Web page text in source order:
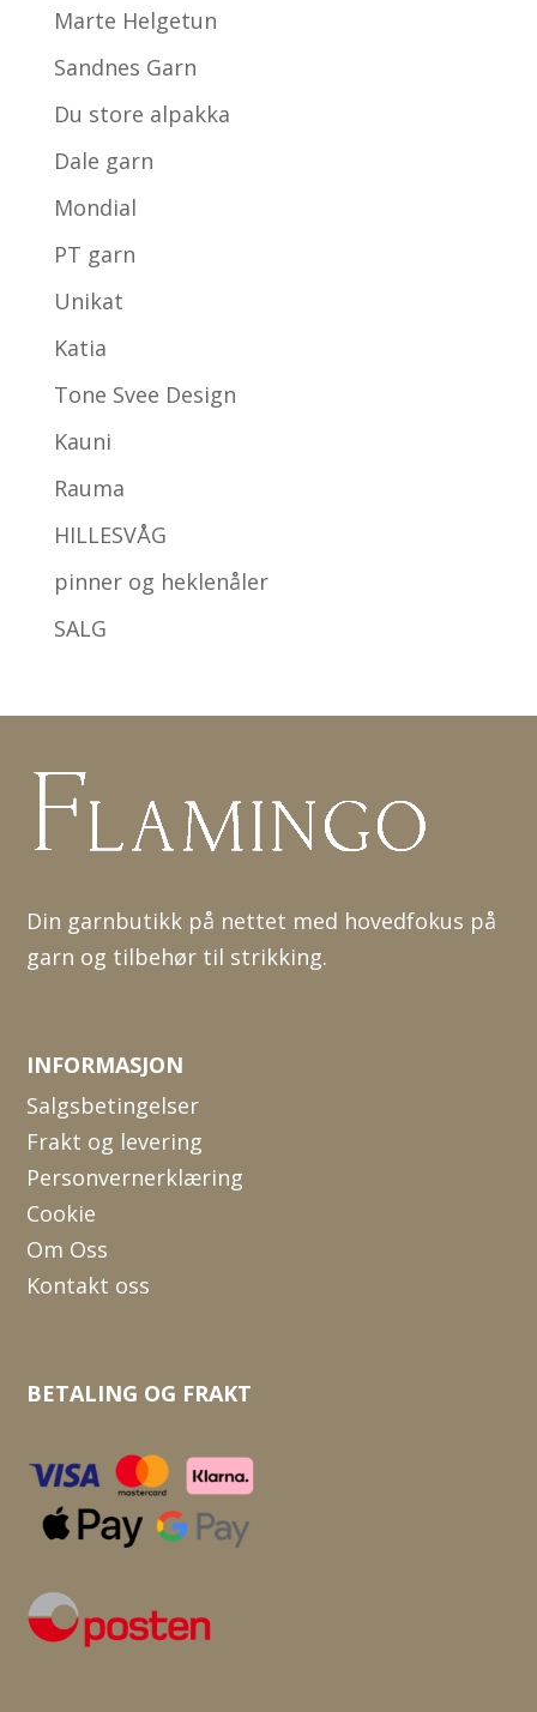
Marte Helgetun
Sandnes Garn
Du store alpakka
Dale garn
Mondial
PT garn
Unikat
Katia
Tone Svee Design
Kauni
Rauma
HILLESVÅG
pinner og heklenåler
SALG
Din garnbutikk på nettet med hovedfokus på
garn og tilbehør til strikking.
INFORMASJON
Salgsbetingelser
Frakt og levering
Personvernerklæring
Cookie
Om Oss
Kontakt oss
BETALING OG FRAKT